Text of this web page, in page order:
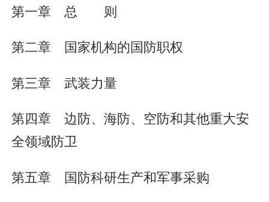
第一章 总 则
第二章 国家机构的国防职权
第三章 武装力量
第四章 边防、海防、空防和其他重大安
全领域防卫
第五章 国防科研生产和军事采购